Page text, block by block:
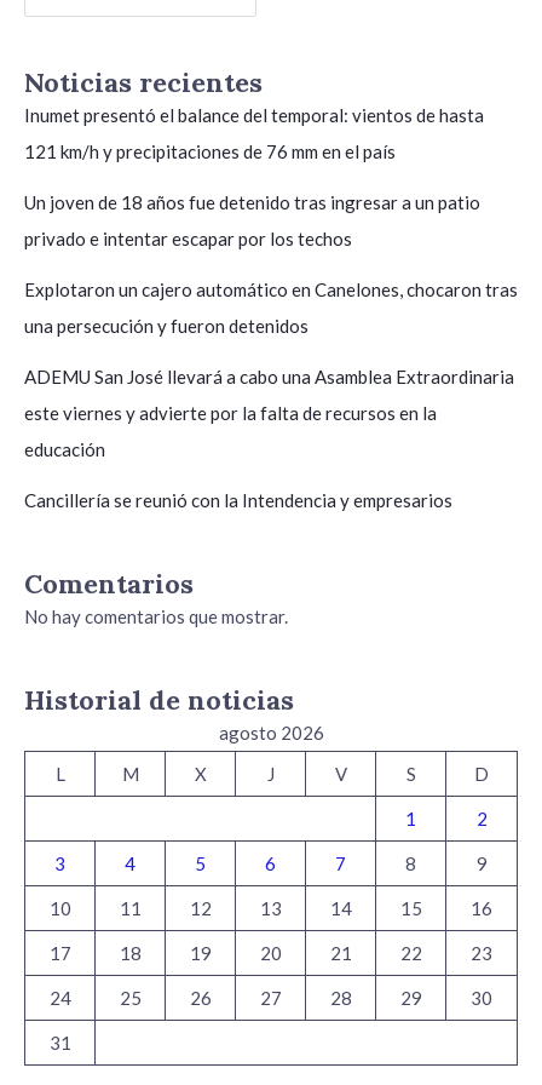
Noticias recientes
Inumet presentó el balance del temporal: vientos de hasta
121 km/h y precipitaciones de 76 mm en el país
Un joven de 18 años fue detenido tras ingresar a un patio
privado e intentar escapar por los techos
Explotaron un cajero automático en Canelones, chocaron tras
una persecución y fueron detenidos
ADEMU San José llevará a cabo una Asamblea Extraordinaria
este viernes y advierte por la falta de recursos en la
educación
Cancillería se reunió con la Intendencia y empresarios
Comentarios
No hay comentarios que mostrar.
Historial de noticias
agosto 2026
L
M X J V S D
1 2
3 4 5 6 7 8 9
10 11 12 13 14 15 16
17 18 19 20 21 22 23
24 25 26 27 28 29 30
31